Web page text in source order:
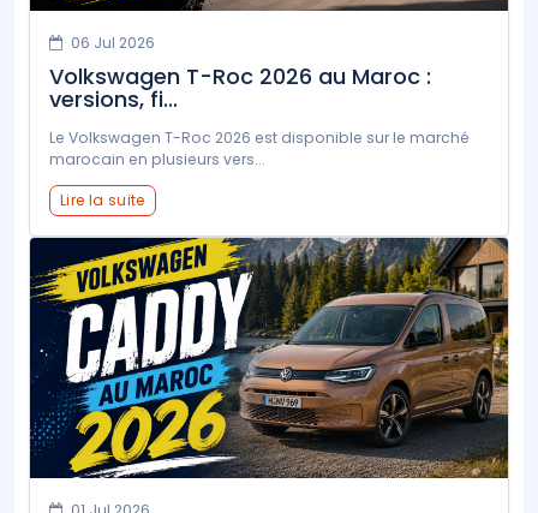
06 Jul 2026
Volkswagen T-Roc 2026 au Maroc :
versions, fi...
Le Volkswagen T-Roc 2026 est disponible sur le marché
marocain en plusieurs vers...
Lire la suite